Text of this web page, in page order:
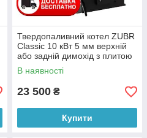
Твердопаливний котел ZUBR
Сlassic 10 кВт 5 мм верхній
або задній димохід з плитою
В наявності
23 500 ₴
Купити